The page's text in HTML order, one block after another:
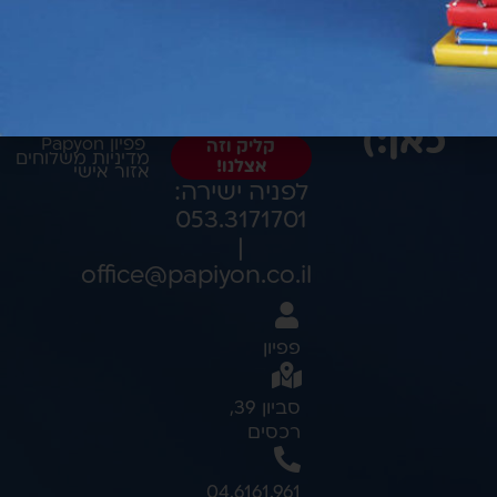
לשאול
משהו?
כאן:)
פפיון Papyon
מדיניות משלוחים
אזור אישי
קליק וזה
אצלנו!
לפניה ישירה:
053.3171701
office@papiyon.co.il
פפיון
סביון 39,
רכסים
04.6161.961